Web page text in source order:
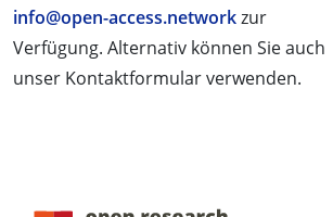
info@open-access.networkzur
Verfügung. Alternativ können Sie auch
unser Kontaktformular verwenden.